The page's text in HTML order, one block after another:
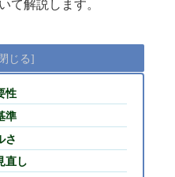
て解説します。
性
準
さ
直し